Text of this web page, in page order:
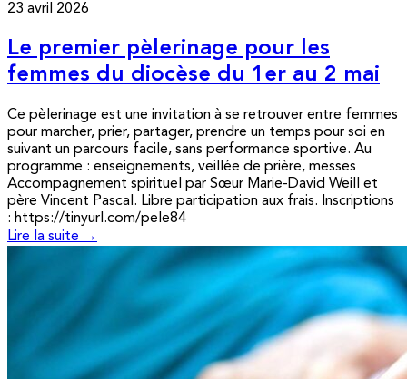
23 avril 2026
Le premier pèlerinage pour les
femmes du diocèse du 1er au 2 mai
Ce pèlerinage est une invitation à se retrouver entre femmes
pour marcher, prier, partager, prendre un temps pour soi en
suivant un parcours facile, sans performance sportive. Au
programme : enseignements, veillée de prière, messes
Accompagnement spirituel par Sœur Marie-David Weill et
père Vincent Pascal. Libre participation aux frais. Inscriptions
: https://tinyurl.com/pele84
Lire la suite →